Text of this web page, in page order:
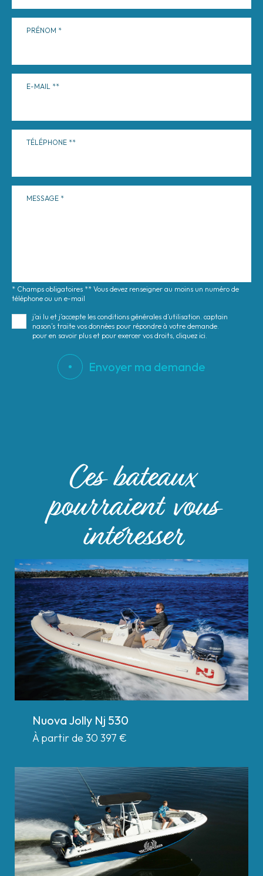
PRÉNOM
E-MAIL
TÉLÉPHONE
MESSAGE
* Champs obligatoires ** Vous devez renseigner au moins un numéro de
téléphone ou un e-mail
j’ai lu et j’accepte les conditions générales d’utilisation. captain
nason’s traite vos données pour répondre à votre demande.
pour en savoir plus et pour exercer vos droits, cliquez ici.
Envoyer ma demande
Ces bateaux
pourraient vous
intéresser
Nuova Jolly Nj 530
À partir de 30 397 €